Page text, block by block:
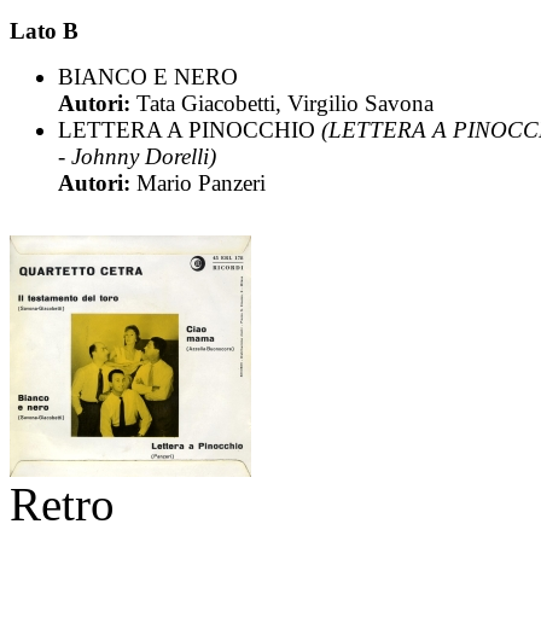
Lato B
BIANCO E NERO
Autori: Tata Giacobetti, Virgilio Savona
LETTERA A PINOCCHIO (LETTERA A
- Johnny Dorelli)
Autori: Mario Panzeri
Retro